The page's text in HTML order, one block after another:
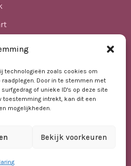
technologieën zoals cookies om
Door in te stemmen met
of unieke ID's op deze site
toestemming intrekt, kan dit een
mogelijkheden.
Bekijk voorkeuren